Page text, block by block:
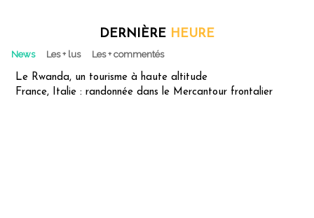
DERNIÈRE HEURE
News Les + lus Les + commentés
Le Rwanda, un tourisme à haute altitude
France, Italie : randonnée dans le Mercantour frontalier